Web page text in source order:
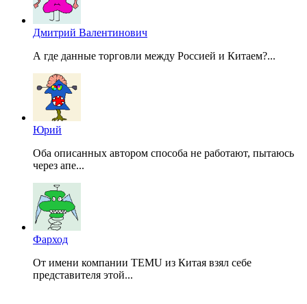
Дмитрий Валентинович
А где данные торговли между Россией и Китаем?...
Юрий
Оба описанных автором способа не работают, пытаюсь
через апе...
Фарход
От имени компании TEMU из Китая взял себе
представителя этой...